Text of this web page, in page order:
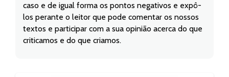
caso e de igual forma os pontos negativos e expô-
los perante o leitor que pode comentar os nossos
textos e participar com a sua opinião acerca do que
criticamos e do que criamos.